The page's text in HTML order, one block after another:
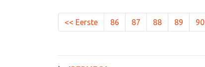
<< Eerste 86 87 88 89 90